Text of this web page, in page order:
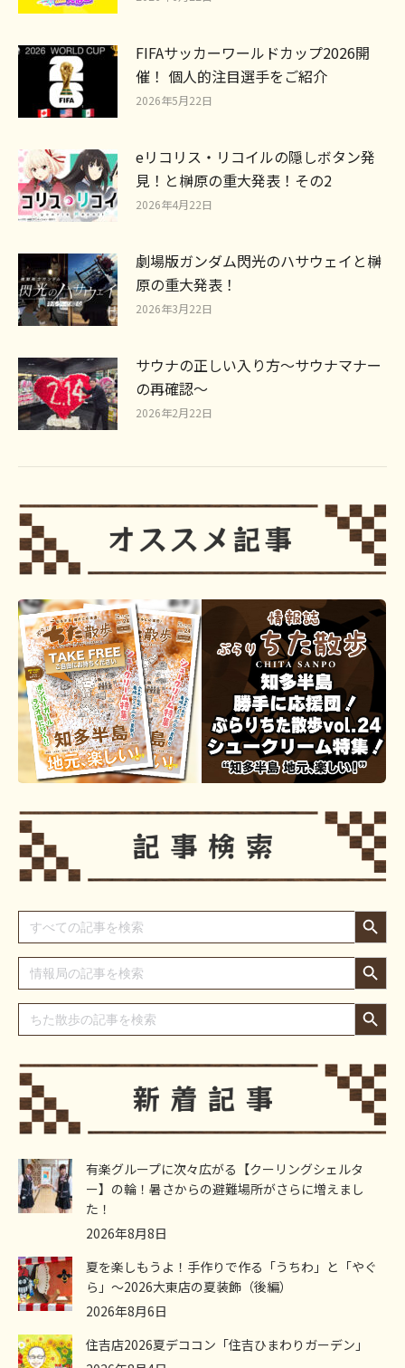
FIFAサッカーワールドカップ2026開
催！ 個人的注目選手をご紹介
2026年5月22日
eリコリス・リコイルの隠しボタン発
見！と榊原の重大発表！その2
2026年4月22日
劇場版ガンダム閃光のハサウェイと榊
原の重大発表！
2026年3月22日
サウナの正しい入り方～サウナマナー
の再確認～
2026年2月22日
Search
for:
Search Button
Search
for:
Search Button
Search
for:
Search Button
有楽グループに次々広がる【クーリングシェルタ
ー】の輪！暑さからの避難場所がさらに増えまし
た！
2026年8月8日
夏を楽しもうよ！手作りで作る「うちわ」と「やぐ
ら」～2026大東店の夏装飾（後編）
2026年8月6日
住吉店2026夏デココン「住吉ひまわりガーデン」